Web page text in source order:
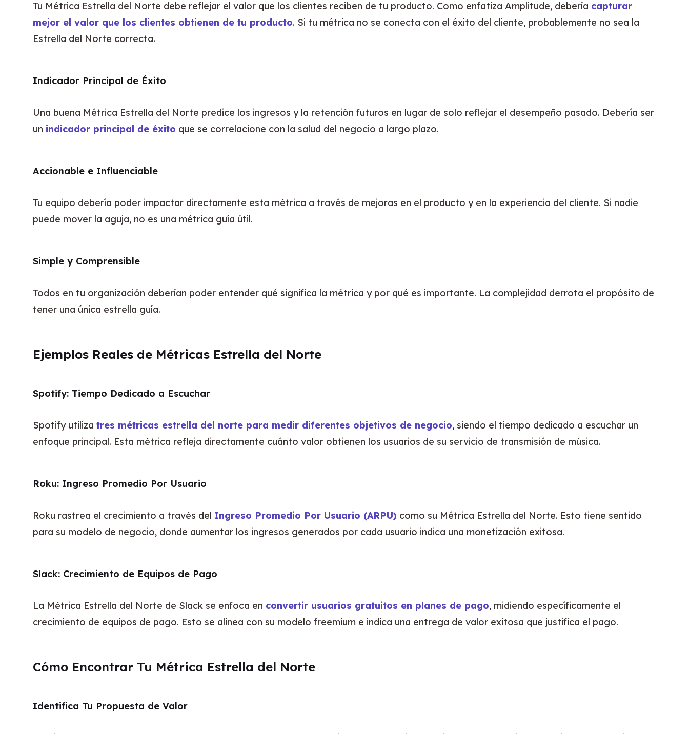
Tu Métrica Estrella del Norte debe reflejar el valor que los clientes reciben de tu producto. Como enfatiza Amplitude, debería capturar
mejor el valor que los clientes obtienen de tu producto. Si tu métrica no se conecta con el éxito del cliente, probablemente no sea la
Estrella del Norte correcta.
Indicador Principal de Éxito
Una buena Métrica Estrella del Norte predice los ingresos y la retención futuros en lugar de solo reflejar el desempeño pasado. Debería ser
un indicador principal de éxito que se correlacione con la salud del negocio a largo plazo.
Accionable e Influenciable
Tu equipo debería poder impactar directamente esta métrica a través de mejoras en el producto y en la experiencia del cliente. Si nadie
puede mover la aguja, no es una métrica guía útil.
Simple y Comprensible
Todos en tu organización deberían poder entender qué significa la métrica y por qué es importante. La complejidad derrota el propósito de
tener una única estrella guía.
Ejemplos Reales de Métricas Estrella del Norte
Spotify: Tiempo Dedicado a Escuchar
Spotify utiliza tres métricas estrella del norte para medir diferentes objetivos de negocio, siendo el tiempo dedicado a escuchar un
enfoque principal. Esta métrica refleja directamente cuánto valor obtienen los usuarios de su servicio de transmisión de música.
Roku: Ingreso Promedio Por Usuario
Roku rastrea el crecimiento a través del Ingreso Promedio Por Usuario (ARPU) como su Métrica Estrella del Norte. Esto tiene sentido
para su modelo de negocio, donde aumentar los ingresos generados por cada usuario indica una monetización exitosa.
Slack: Crecimiento de Equipos de Pago
La Métrica Estrella del Norte de Slack se enfoca en convertir usuarios gratuitos en planes de pago, midiendo específicamente el
crecimiento de equipos de pago. Esto se alinea con su modelo freemium e indica una entrega de valor exitosa que justifica el pago.
Cómo Encontrar Tu Métrica Estrella del Norte
Identifica Tu Propuesta de Valor